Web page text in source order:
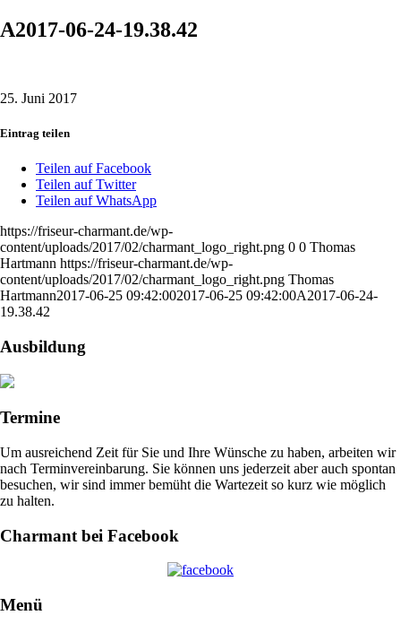
A2017-06-24-19.38.42
25. Juni 2017
Eintrag teilen
Teilen auf Facebook
Teilen auf Twitter
Teilen auf WhatsApp
https://friseur-charmant.de/wp-
content/uploads/2017/02/charmant_logo_right.png 0 0 Thomas
Hartmann https://friseur-charmant.de/wp-
content/uploads/2017/02/charmant_logo_right.png Thomas
Hartmann2017-06-25 09:42:002017-06-25 09:42:00A2017-06-24-
19.38.42
Ausbildung
Termine
Um ausreichend Zeit für Sie und Ihre Wünsche zu haben, arbeiten wir
nach Terminvereinbarung. Sie können uns jederzeit aber auch spontan
besuchen, wir sind immer bemüht die Wartezeit so kurz wie möglich
zu halten.
Charmant bei Facebook
Menü